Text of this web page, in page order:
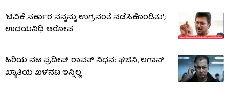
‘ಟಿವಿಕೆ ಸರ್ಕಾರ ನನ್ನನ್ನು ಉಗ್ರನಂತೆ ನಡೆಸಿಕೊಂಡಿತು’;
ಉದಯನಿಧಿ ಆರೋಪ
ಹಿರಿಯ ನಟ ಪ್ರದೀಪ್ ರಾವತ್ ನಿಧನ: ಘಜಿನಿ, ಲಗಾನ್
ಖ್ಯಾತಿಯ ಖಳನಟ ಇನ್ನಿಲ್ಲ